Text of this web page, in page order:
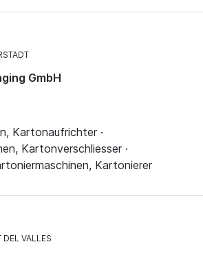
GmbH
Kartonaufrichter ·
Kartonverschliesser ·
Kartonierer
DEL VALLES